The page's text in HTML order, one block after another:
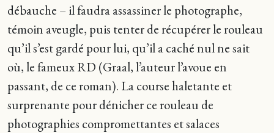
débauche – il faudra assassiner le photographe,
témoin aveugle, puis tenter de récupérer le rouleau
qu’il s’est gardé pour lui, qu’il a caché nul ne sait
où, le fameux RD (Graal, l’auteur l’avoue en
passant, de ce roman). La course haletante et
surprenante pour dénicher ce rouleau de
photographies compromettantes et salaces